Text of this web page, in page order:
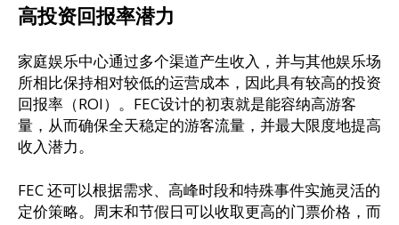
高投资回报率潜力
家庭娱乐中心通过多个渠道产生收入，并与其他娱乐场
所相比保持相对较低的运营成本，因此具有较高的投资
回报率（ROI）。FEC设计的初衷就是能容纳高游客
量，从而确保全天稳定的游客流量，并最大限度地提高
收入潜力。
FEC 还可以根据需求、高峰时段和特殊事件实施灵活的
定价策略。周末和节假日可以收取更高的门票价格，而